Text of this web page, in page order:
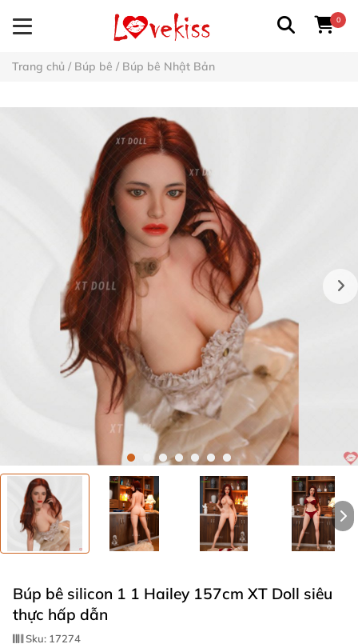
0
Trang chủ / Búp bê / Búp bê Nhật Bản
Búp bê silicon 1 1 Hailey 157cm XT Doll siêu
thực hấp dẫn
Sku: 17274